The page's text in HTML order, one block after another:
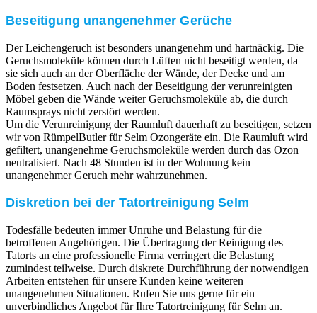
Beseitigung unangenehmer Gerüche
Der Leichengeruch ist besonders unangenehm und hartnäckig. Die
Geruchsmoleküle können durch Lüften nicht beseitigt werden, da
sie sich auch an der Oberfläche der Wände, der Decke und am
Boden festsetzen. Auch nach der Beseitigung der verunreinigten
Möbel geben die Wände weiter Geruchsmoleküle ab, die durch
Raumsprays nicht zerstört werden.
Um die Verunreinigung der Raumluft dauerhaft zu beseitigen, setzen
wir von RümpelButler für Selm Ozongeräte ein. Die Raumluft wird
gefiltert, unangenehme Geruchsmoleküle werden durch das Ozon
neutralisiert. Nach 48 Stunden ist in der Wohnung kein
unangenehmer Geruch mehr wahrzunehmen.
Diskretion bei der Tatortreinigung Selm
Todesfälle bedeuten immer Unruhe und Belastung für die
betroffenen Angehörigen. Die Übertragung der Reinigung des
Tatorts an eine professionelle Firma verringert die Belastung
zumindest teilweise. Durch diskrete Durchführung der notwendigen
Arbeiten entstehen für unsere Kunden keine weiteren
unangenehmen Situationen. Rufen Sie uns gerne für ein
unverbindliches Angebot für Ihre Tatortreinigung für Selm an.